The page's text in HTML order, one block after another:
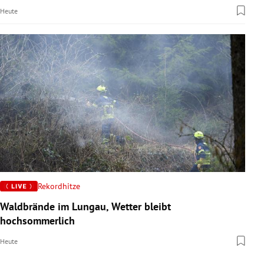
Heute
Rekordhitze
Waldbrände im Lungau, Wetter bleibt
hochsommerlich
Heute